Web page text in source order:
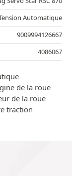
Automatique
9009994126667
4086067
de la roue
de la roue
traction